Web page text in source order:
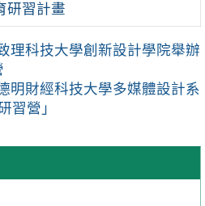
研習計畫
理科技大學創新設計學院舉辦
明財經科技大學多媒體設計系
習營」